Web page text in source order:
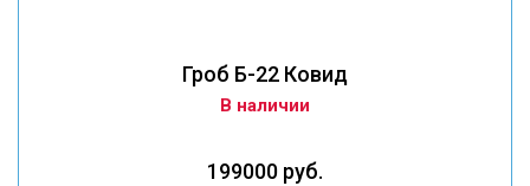
Гроб Б-22 Ковид
В наличии
199000 руб.